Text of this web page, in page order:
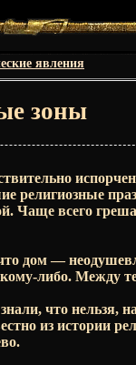
явления
зоны
религиозные
Чаще всего
дом —
либо. Между
что нельзя,
из истории